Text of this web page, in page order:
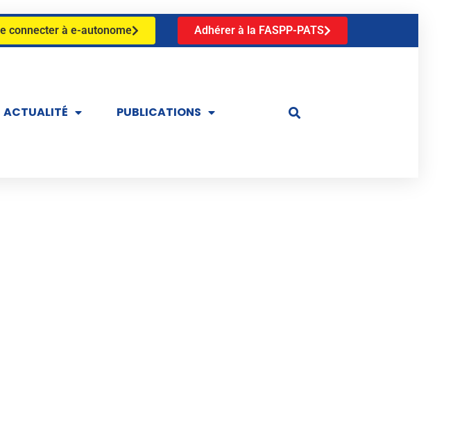
connecter à e-autonome Adhérer à la FASPP-PATS
ACTUALITÉ PUBLICATIONS